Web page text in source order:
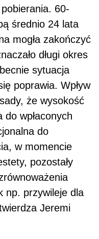
60-
średnio 24 lata
mogła zakończyć
długi okres
sytuacja
poprawia. Wpływ
że wysokość
do wpłaconych
do
w momencie
pozostały
np. przywileje dla
Jeremi